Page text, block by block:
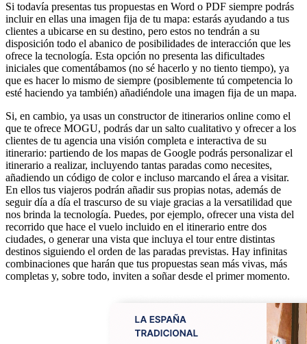
Si todavía presentas tus propuestas en Word o PDF siempre podrás
incluir en ellas una imagen fija de tu mapa: estarás ayudando a tus
clientes a ubicarse en su destino, pero estos no tendrán a su
disposición todo el abanico de posibilidades de interacción que les
ofrece la tecnología. Esta opción no presenta las dificultades
iniciales que comentábamos (no sé hacerlo y no tiento tiempo), ya
que es hacer lo mismo de siempre (posiblemente tú competencia lo
esté haciendo ya también) añadiéndole una imagen fija de un mapa.
Si, en cambio, ya usas un constructor de itinerarios online como el
que te ofrece MOGU, podrás dar un salto cualitativo y ofrecer a los
clientes de tu agencia una visión completa e interactiva de su
itinerario: partiendo de los mapas de Google podrás personalizar el
itinerario a realizar, incluyendo tantas paradas como necesites,
añadiendo un código de color e incluso marcando el área a visitar.
En ellos tus viajeros podrán añadir sus propias notas, además de
seguir día a día el trascurso de su viaje gracias a la versatilidad que
nos brinda la tecnología. Puedes, por ejemplo, ofrecer una vista del
recorrido que hace el vuelo incluido en el itinerario entre dos
ciudades, o generar una vista que incluya el tour entre distintas
destinos siguiendo el orden de las paradas previstas. Hay infinitas
combinaciones que harán que tus propuestas sean más vivas, más
completas y, sobre todo, inviten a soñar desde el primer momento.